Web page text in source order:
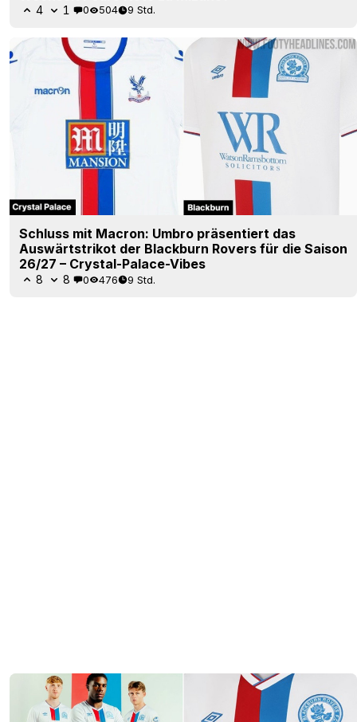
4 1 0 504 9 Std.
Schluss mit Macron: Umbro präsentiert das
Auswärtstrikot der Blackburn Rovers für die Saison
26/27 – Crystal-Palace-Vibes
8 8 0 476 9 Std.